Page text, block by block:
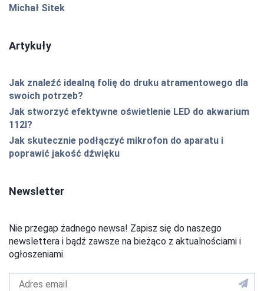
Michał Sitek
Artykuły
Jak znaleźć idealną folię do druku atramentowego dla
swoich potrzeb?
Jak stworzyć efektywne oświetlenie LED do akwarium
112l?
Jak skutecznie podłączyć mikrofon do aparatu i
poprawić jakość dźwięku
Newsletter
Nie przegap żadnego newsa! Zapisz się do naszego
newslettera i bądź zawsze na bieżąco z aktualnościami i
ogłoszeniami.
Adres